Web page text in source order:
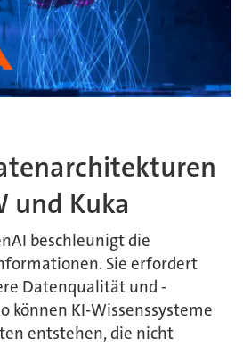
und Kuka
beschleunigt die
Sie erfordert
Datenqualität und -
können KI-Wissenssysteme
entstehen, die nicht